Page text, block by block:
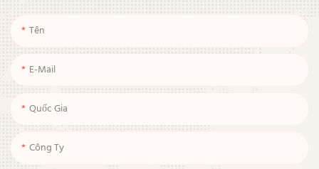
Tên
E-Mail
Quốc Gia
Công Ty